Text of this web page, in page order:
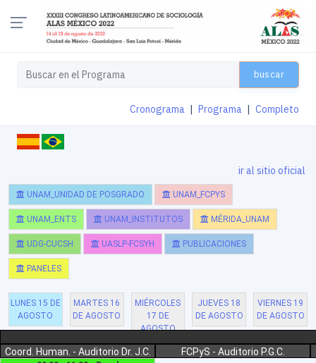
buscar
Cronograma Programa Completo
ir al sitio oficial
UNAM_UNIDAD DE POSGRADO UNAM_FCPYS
UNAM_ENTS UNAM_INSTITUTOS MÉRIDA_UNAM
UDG-CUCSH UASLP-FCSYH PUBLICACIONES
PANELES
LUNES 15 DE
AGOSTO
MARTES 16
DE AGOSTO
MIÉRCOLES
17 DE
AGOSTO
JUEVES 18
DE AGOSTO
VIERNES 19
DE AGOSTO
Coord. Human. - Auditorio Dr. J.C. FCPyS - Auditorio P.G.C.